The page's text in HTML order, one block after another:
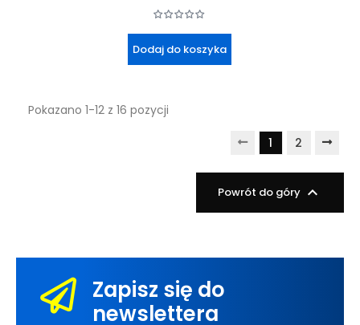
Dodaj do koszyka
Pokazano 1-12 z 16 pozycji
1 2
Powrót do góry 
Zapisz się do
newslettera